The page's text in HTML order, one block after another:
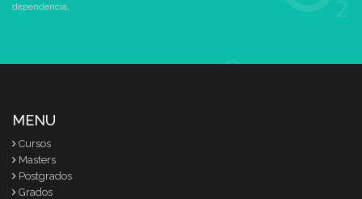
dependencia,
MENU
Cursos
Masters
Postgrados
Grados